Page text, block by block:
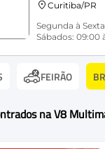
Curitiba/PR
Segunda à
Sábados: 09:00
FEIRÃO
na V8